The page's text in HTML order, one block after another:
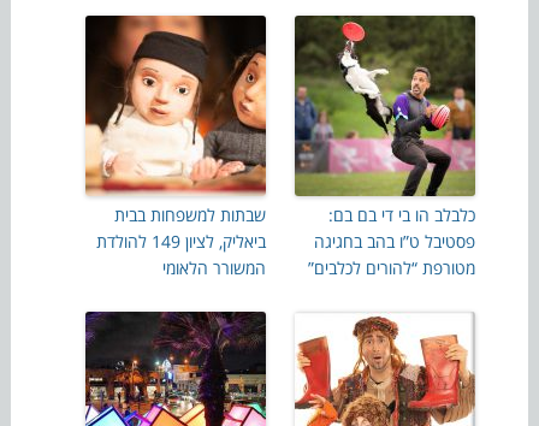
כלבלב הו בי די בם בם:
פסטיבל ט”ו בהב בחגיגה
מטורפת “להורים לכלבים”
שבתות למשפחות בבית
ביאליק, לציון 149 להולדת
המשורר הלאומי